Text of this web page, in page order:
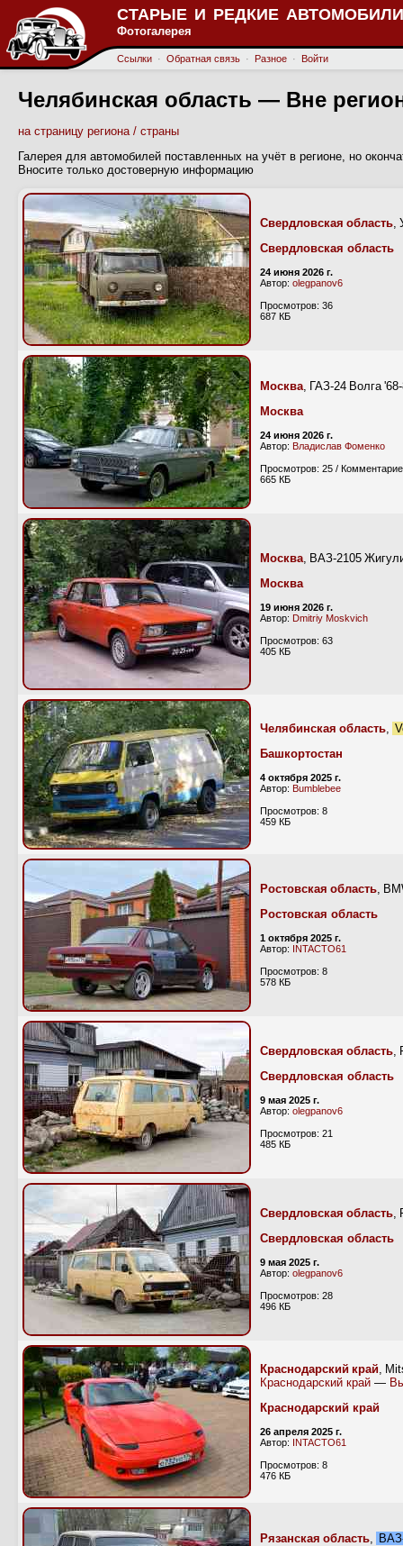
СТАРЫЕ И РЕДКИЕ
Фотогалерея
Ссылки · Обратная связь · Разное · Войти
Челябинская область — Вне
на страницу региона / страны
Галерея для автомобилей поставленных на учёт в регионе, но
Вносите только достоверную информацию
Свердловская область,
Свердловская область
24 июня 2026 г.
Автор: olegpanov6
Просмотров: 36
687 КБ
Москва, ГАЗ-24 Волга
Москва
24 июня 2026 г.
Автор: Владислав Фоменко
Просмотров: 25 /
665 КБ
Москва, ВАЗ-2105
Москва
19 июня 2026 г.
Автор: Dmitriy Moskvich
Просмотров: 63
405 КБ
Челябинская область,
Башкортостан
4 октября 2025 г.
Автор: Bumblebee
Просмотров: 8
459 КБ
Ростовская область,
Ростовская область
1 октября 2025 г.
Автор: INTACTO61
Просмотров: 8
578 КБ
Свердловская область,
Свердловская область
9 мая 2025 г.
Автор: olegpanov6
Просмотров: 21
485 КБ
Свердловская область,
Свердловская область
9 мая 2025 г.
Автор: olegpanov6
Просмотров: 28
496 КБ
Краснодарский край,
Краснодарский край —
Краснодарский край
26 апреля 2025 г.
Автор: INTACTO61
Просмотров: 8
476 КБ
Рязанская область,